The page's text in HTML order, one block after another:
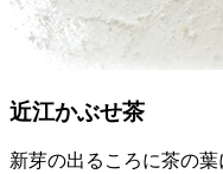
近江かぶせ茶
新芽の出るころに茶の